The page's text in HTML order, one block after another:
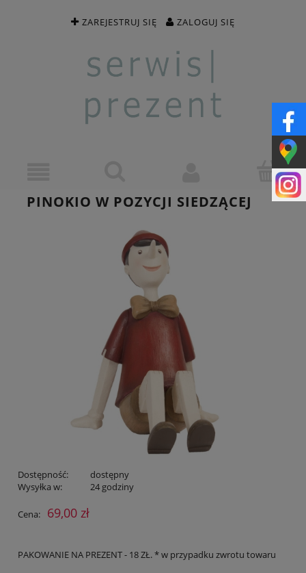
ZAREJESTRUJ SIĘ ZALOGUJ SIĘ
PINOKIO W POZYCJI SIEDZĄCEJ
Dostępność:
dostępny
Wysyłka w:
24 godziny
Cena: 69,00 zł
PAKOWANIE NA PREZENT - 18 ZŁ. * w przypadku zwrotu towaru